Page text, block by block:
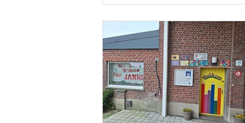
jullie steun en om te geloven in
project!